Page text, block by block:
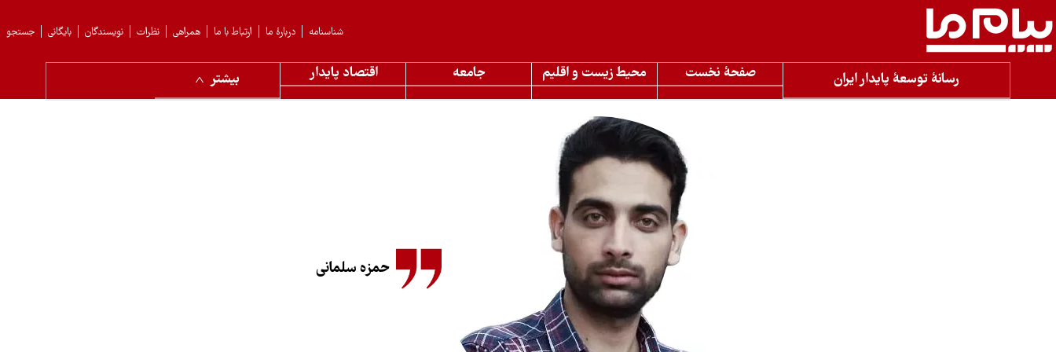
جستجو بایگانی نویسندگان نظرات همراهی ارتباط با ما دربارهٔ ما شناسنامه
رسانۀ توسعۀ پایدار ایران صفحۀ نخست محیط زیست و اقلیم جامعه اقتصاد پایدار بیشتر
حمزه سلمانی